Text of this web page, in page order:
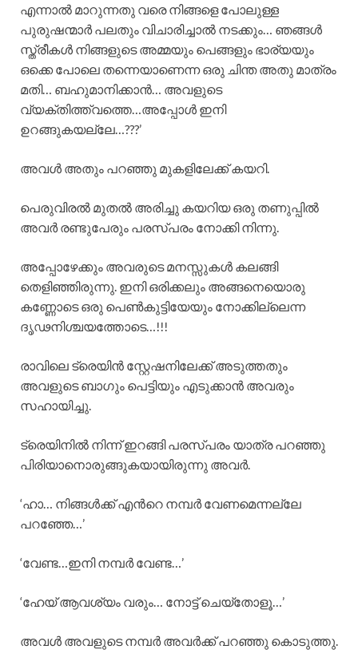
എന്നാല്‍ മാറുന്നതു വരെ നിങ്ങളെ പോലുള്ള
പുരുഷന്മാര്‍ പലതും വിചാരിച്ചാല്‍ നടക്കും… ഞങ്ങള്‍
സ്ത്രീകള്‍ നിങ്ങളുടെ അമ്മയും പെങ്ങളും ഭാര്യയും
ഒക്കെ പോലെ തന്നെയാണെന്ന ഒരു ചിന്ത അതു മാത്രം
മതി… ബഹുമാനിക്കാന്‍… അവളുടെ
വ്യക്തിത്ത്വത്തെ…അപ്പോള്‍ ഇനി
ഉറങ്ങുകയല്ലേ…???’
അവള്‍ അതും പറഞ്ഞു മുകളിലേക്ക് കയറി.
പെരുവിരല്‍ മുതല്‍ അരിച്ചു കയറിയ ഒരു തണുപ്പില്‍
അവര്‍ രണ്ടുപേരും പരസ്പരം നോക്കി നിന്നു.
അപ്പോഴേക്കും അവരുടെ മനസ്സുകള്‍ കലങ്ങി
തെളിഞ്ഞിരുന്നു. ഇനി ഒരിക്കലും അങ്ങനെയൊരു
കണ്ണോടെ ഒരു പെണ്‍കുട്ടിയേയും നോക്കില്ലെന്ന
ദൃഢനിശ്ചയത്തോടെ…!!!
രാവിലെ ട്രെയിന്‍ സ്റ്റേഷനിലേക്ക് അടുത്തതും
അവളുടെ ബാഗും പെട്ടിയും എടുക്കാന്‍ അവരും
സഹായിച്ചു.
ട്രെയിനില്‍ നിന്ന് ഇറങ്ങി പരസ്പരം യാത്ര പറഞ്ഞു
പിരിയാനൊരുങ്ങുകയായിരുന്നു അവര്‍.
‘ഹാ… നിങ്ങള്‍ക്ക് എന്‍റെ നമ്പര്‍ വേണമെന്നല്ലേ
പറഞ്ഞേ…’
‘വേണ്ട…ഇനി നമ്പര്‍ വേണ്ട…’
‘ഹേയ് ആവശ്യം വരും… നോട്ട് ചെയ്തോളൂ…’
അവള്‍ അവളുടെ നമ്പര്‍ അവര്‍ക്ക് പറഞ്ഞു കൊടുത്തു.